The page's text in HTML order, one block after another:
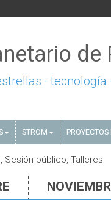
de
· tecnología
STROM
Sesión público, Talleres